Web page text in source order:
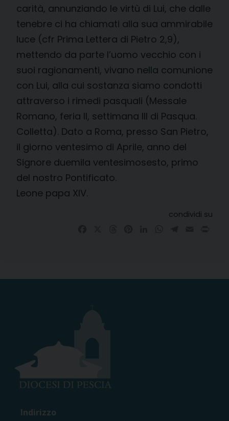
carità, annunziando le virtù di Lui, che dalle
tenebre ci ha chiamati alla sua ammirabile
luce (cfr Prima Lettera di Pietro 2,9),
mettendo da parte l’uomo vecchio con i
suoi ragionamenti, vivano nella comunione
con Lui, alla cui sostanza siamo condotti
attraverso i rimedi pasquali (Messale
Romano, feria II, settimana III di Pasqua.
Colletta). Dato a Roma, presso San Pietro,
il giorno ventesimo di Aprile, anno del
Signore duemila ventesimosesto, primo
del nostro Pontificato.
Leone papa XIV.
condividi su
Indirizzo